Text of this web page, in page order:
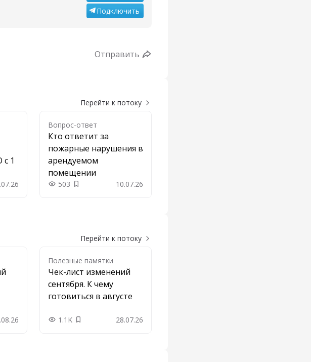
Подключить
Отправить
Перейти к потоку
1
Вопрос-ответ
Кто ответит за
пожарные нарушения в
арендуемом
помещении
503 Добавить в закладки
10.07.26
Перейти к потоку
Полезные памятки
Чек-лист изменений
сентября. К чему
готовиться в августе
1.1K Добавить в закладки
28.07.26